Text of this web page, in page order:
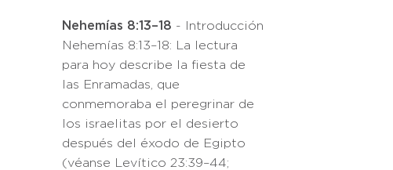
Nehemías 8:13–18 - Introducción
Nehemías 8:13–18: La lectura
para hoy describe la fiesta de
las Enramadas, que
conmemoraba el peregrinar de
los israelitas por el desierto
después del éxodo de Egipto
(véanse Levítico 23:39–44;